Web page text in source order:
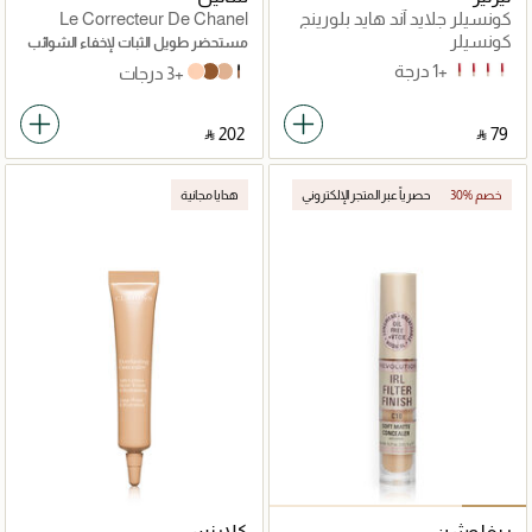
كونسيلر جلايد آند هايد بلورينج
كونسيلر
+1 درجة
‎ ⃁ ⁦79⁩ ‎
Le Correcteur De Chanel
Longwear Concealer
مستحضر طويل الثبات لإخفاء الشوائب
apricot
40
Rose
10 +3 درجات
‎ ⃁ ⁦202⁩ ‎
30% خصم حصرياً عبر المتجر الإلكتروني هدايا مجانية